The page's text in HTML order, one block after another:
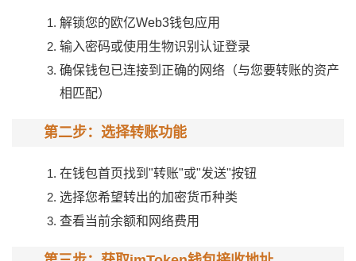
解锁您的欧亿Web3钱包应用
输入密码或使用生物识别认证登录
确保钱包已连接到正确的网络（与您要转账的资产
相匹配）
第二步：选择转账功能
在钱包首页找到"转账"或"发送"按钮
选择您希望转出的加密货币种类
查看当前余额和网络费用